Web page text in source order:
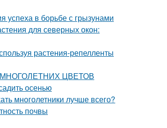
успеха в борьбе с грызунами
для северных окон:
растения-репелленты
МНОГОЛЕТНИХ ЦВЕТОВ
осенью
многолетники лучше всего?
почвы